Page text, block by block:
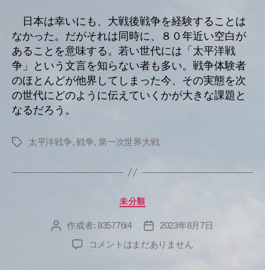
日本は幸いにも、大戦後戦争を経験することは
なかった。だがそれは同時に、８０年近い空白が
あることを意味する。若い世代には「太平洋戦
争」という文言を知らない者も多い。戦争体験者
のほとんどが他界してしまった今、その実態を次
の世代にどのように伝えていくかが大きな課題と
なるだろう。
タ
太平洋戦争,戦争,第一次世界大戦
カ
リ
ー
未分類
投
作成者: 835776t4
投
稿
日
2023年8月7日
へ
コメントはまだありません